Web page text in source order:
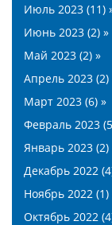
Июль 2023 (11)
Июнь 2023 (2) »
Май 2023 (2) »
Апрель 2023 (2)
Март 2023 (6) »
Февраль 2023
Январь 2023 (2)
Декабрь 2022
Ноябрь 2022 (1)
Октябрь 2022